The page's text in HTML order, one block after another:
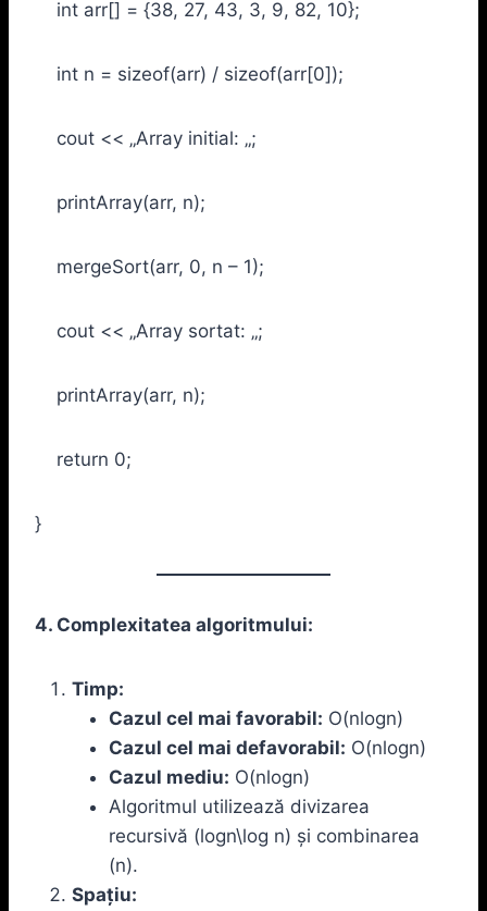
int arr[] = {38, 27, 43, 3, 9, 82, 10};
int n = sizeof(arr) / sizeof(arr[0]);
cout << „Array initial: „;
printArray(arr, n);
mergeSort(arr, 0, n – 1);
cout << „Array sortat: „;
printArray(arr, n);
return 0;
}
4. Complexitatea algoritmului:
Timp:
Cazul cel mai favorabil: O(nlog⁡n)
Cazul cel mai defavorabil: O(nlog⁡n)
Cazul mediu: O(nlog⁡n)
Algoritmul utilizează divizarea
recursivă (log⁡n\log n) și combinarea
(n).
Spațiu: